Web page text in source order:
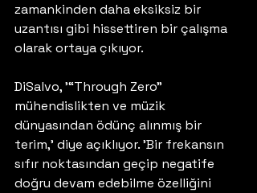
zamankinden daha eksiksiz bir
uzantısı gibi hissettiren bir çalışma
olarak ortaya çıkıyor.
DiSalvo, '“Through Zero”
mühendislikten ve müzik
dünyasından ödünç alınmış bir
terim,' diye açıklıyor. 'Bir frekansın
sıfır noktasından geçip negatife
doğru devam edebilme özelliğini